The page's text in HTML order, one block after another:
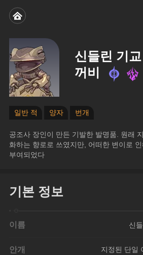
신들린 기
꺼비
일반 적 양자 번개
공조사 장인이 만든 기발한 발명품. 원래
화하는 향로로 쓰였지만, 어떠한 변이로
부여되었다
기본 정보
이름 신
안개
지정된 단일